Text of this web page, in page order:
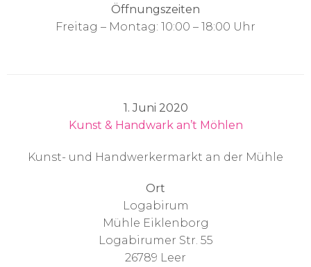
Öffnungszeiten
Freitag – Montag: 10:00 – 18:00 Uhr
1. Juni 2020
Kunst & Handwark an’t Möhlen
Kunst- und Handwerkermarkt an der Mühle
Ort
Logabirum
Mühle Eiklenborg
Logabirumer Str. 55
26789 Leer